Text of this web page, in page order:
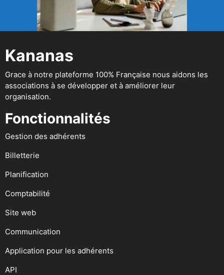
Kananas
Grace à notre plateforme 100% Française nous aidons les
associations à se développer et à améliorer leur
organisation.
Fonctionnalités
Gestion des adhérents
Billetterie
Planification
Comptabilité
Site web
Communication
Application pour les adhérents
API